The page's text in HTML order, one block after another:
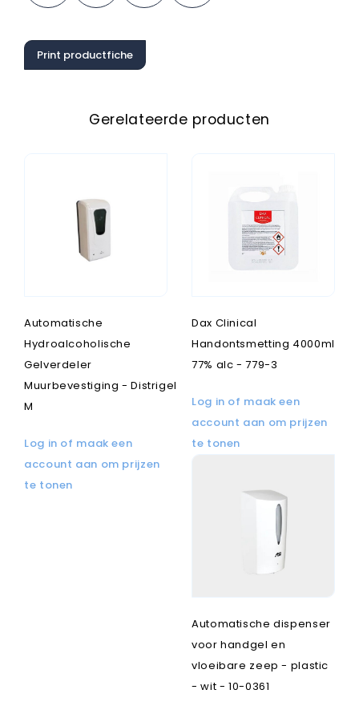
Print productfiche
Gerelateerde producten
Automatische
Hydroalcoholische
Gelverdeler
Muurbevestiging - Distrigel
M
Log in of maak een
account aan om prijzen
te tonen
Dax Clinical
Handontsmetting 4000ml
77% alc - 779-3
Log in of maak een
account aan om prijzen
te tonen
Automatische dispenser
voor handgel en
vloeibare zeep - plastic
- wit - 10-0361